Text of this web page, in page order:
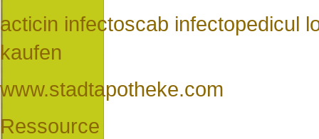
acticin infectoscab infectopedicul
kaufen
www.stadtapotheke.com
Ressource